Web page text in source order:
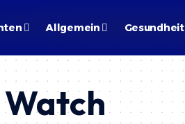
Allgemein Gesundheit